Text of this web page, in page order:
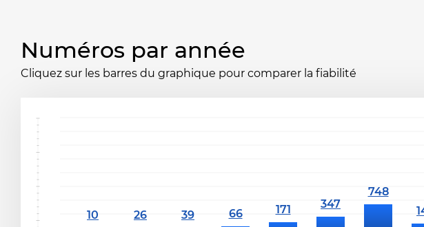
Numéros par année
Cliquez sur les barres du graphique pour comparer la fiabilité